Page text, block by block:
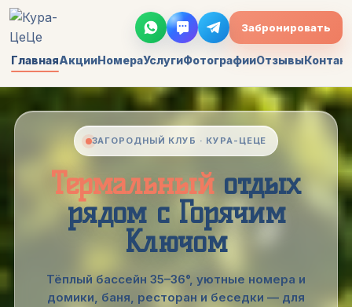
ГлавнаяАкцииНомераУслугиФотографииОтзывы
Забронировать
ЗАГОРОДНЫЙ КЛУБ · КУРА-ЦЕЦЕ
Термальныйотдых
рядом с Горячим
Ключом
Тёплый бассейн 35–36°, уютные номера и
домики, баня, ресторан и беседки — для